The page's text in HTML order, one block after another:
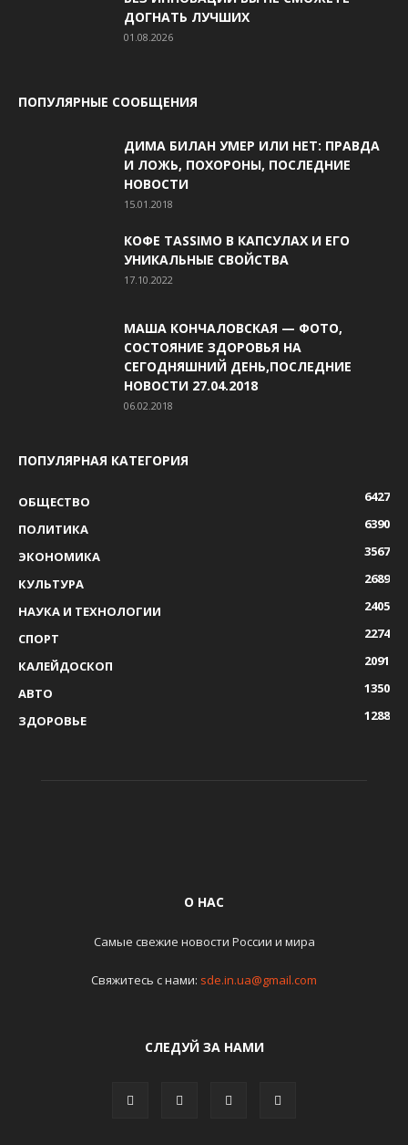
ДОГНАТЬ ЛУЧШИХ
01.08.2026
ПОПУЛЯРНЫЕ СООБЩЕНИЯ
ДИМА БИЛАН УМЕР ИЛИ НЕТ: ПРАВДА
И ЛОЖЬ, ПОХОРОНЫ, ПОСЛЕДНИЕ
НОВОСТИ
15.01.2018
КОФЕ TASSIMO В КАПСУЛАХ И ЕГО
УНИКАЛЬНЫЕ СВОЙСТВА
17.10.2022
МАША КОНЧАЛОВСКАЯ — ФОТО,
СОСТОЯНИЕ ЗДОРОВЬЯ НА
СЕГОДНЯШНИЙ ДЕНЬ,ПОСЛЕДНИЕ
НОВОСТИ 27.04.2018
06.02.2018
ПОПУЛЯРНАЯ КАТЕГОРИЯ
ОБЩЕСТВО
6427
ПОЛИТИКА
6390
ЭКОНОМИКА
3567
КУЛЬТУРА
2689
НАУКА И ТЕХНОЛОГИИ
2405
СПОРТ
2274
КАЛЕЙДОСКОП
2091
АВТО
1350
ЗДОРОВЬЕ
1288
О НАС
Самые свежие новости России и мира
Свяжитесь с нами: sde.in.ua@gmail.com
СЛЕДУЙ ЗА НАМИ